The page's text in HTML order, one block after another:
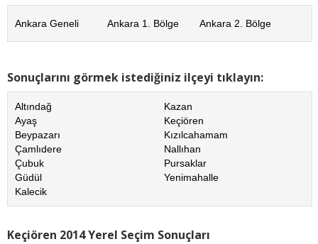
Ankara Geneli Ankara 1. Bölge Ankara 2. Bölge
Sonuçlarını görmek istediğiniz ilçeyi tıklayın:
Altındağ
Ayaş
Beypazarı
Çamlıdere
Çubuk
Güdül
Kalecik
Kazan
Keçiören
Kızılcahamam
Nallıhan
Pursaklar
Yenimahalle
Keçiören 2014 Yerel Seçim Sonuçları